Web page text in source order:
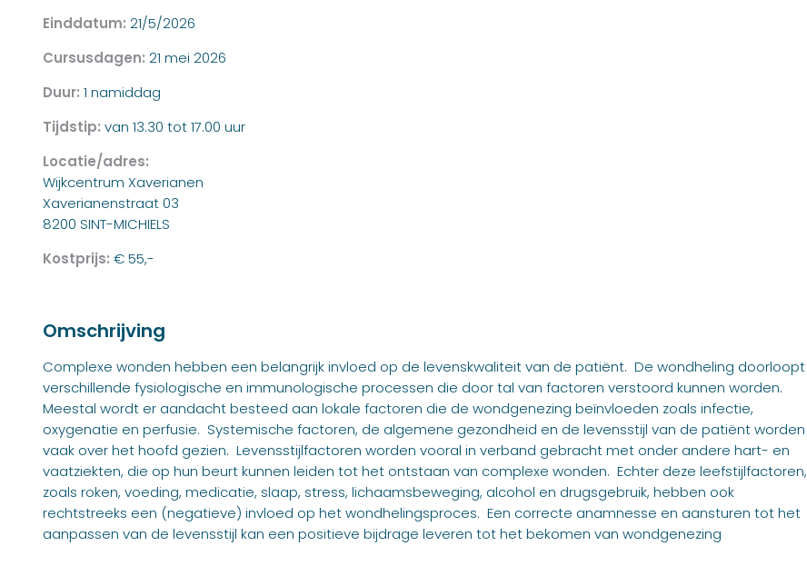
Einddatum: 21/5/2026
Cursusdagen: 21 mei 2026
Duur: 1 namiddag
Tijdstip: van 13.30 tot 17.00 uur
Locatie/adres:
Wijkcentrum Xaverianen
Xaverianenstraat 03
8200 SINT-MICHIELS
Kostprijs: € 55,-
Omschrijving
Complexe wonden hebben een belangrijk invloed op de levenskwaliteit van de patiënt. De wondheling doorloopt
verschillende fysiologische en immunologische processen die door tal van factoren verstoord kunnen worden.
Meestal wordt er aandacht besteed aan lokale factoren die de wondgenezing beïnvloeden zoals infectie,
oxygenatie en perfusie. Systemische factoren, de algemene gezondheid en de levensstijl van de patiënt worden
vaak over het hoofd gezien. Levensstijlfactoren worden vooral in verband gebracht met onder andere hart- en
vaatziekten, die op hun beurt kunnen leiden tot het ontstaan van complexe wonden. Echter deze leefstijlfactoren,
zoals roken, voeding, medicatie, slaap, stress, lichaamsbeweging, alcohol en drugsgebruik, hebben ook
rechtstreeks een (negatieve) invloed op het wondhelingsproces. Een correcte anamnesse en aansturen tot het
aanpassen van de levensstijl kan een positieve bijdrage leveren tot het bekomen van wondgenezing